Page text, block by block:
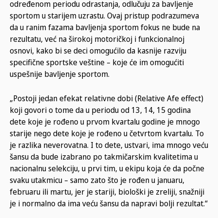
određenom periodu odrastanja, odlučuju za bavljenje
sportom u starijem uzrastu. Ovaj pristup podrazumeva
da u ranim fazama bavljenja sportom fokus ne bude na
rezultatu, već na širokoj motoričkoj i funkcionalnoj
osnovi, kako bi se deci omogućilo da kasnije razviju
specifične sportske veštine – koje će im omogućiti
uspešnije bavljenje sportom.
„Postoji jedan efekat relativne dobi (Relative Afe effect)
koji govori o tome da u periodu od 13, 14, 15 godina
dete koje je rođeno u prvom kvartalu godine je mnogo
starije nego dete koje je rođeno u četvrtom kvartalu. To
je razlika neverovatna. I to dete, ustvari, ima mnogo veću
šansu da bude izabrano po takmičarskim kvalitetima u
nacionalnu selekciju, u prvi tim, u ekipu koja će da počne
svaku utakmicu – samo zato što je rođen u januaru,
februaru ili martu, jer je stariji, biološki je zreliji, snažniji
je i normalno da ima veću šansu da napravi bolji rezultat.“